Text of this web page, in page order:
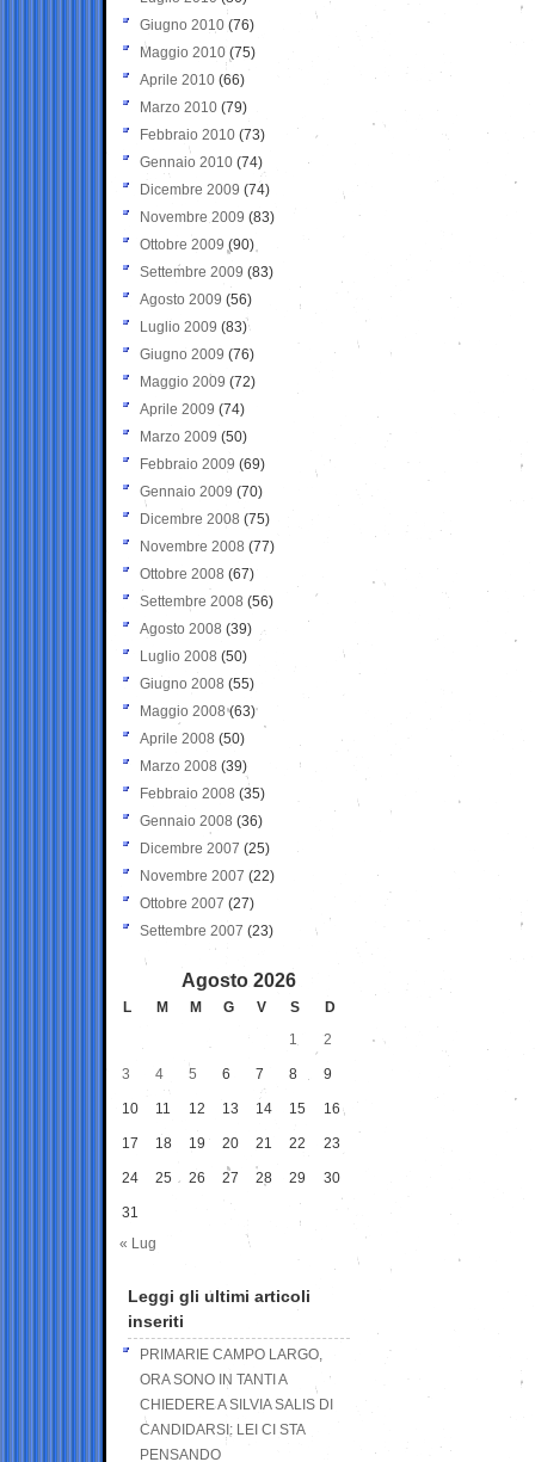
Giugno 2010 (76)
Maggio 2010 (75)
Aprile 2010 (66)
Marzo 2010 (79)
Febbraio 2010 (73)
Gennaio 2010 (74)
Dicembre 2009 (74)
Novembre 2009 (83)
Ottobre 2009 (90)
Settembre 2009 (83)
Agosto 2009 (56)
Luglio 2009 (83)
Giugno 2009 (76)
Maggio 2009 (72)
Aprile 2009 (74)
Marzo 2009 (50)
Febbraio 2009 (69)
Gennaio 2009 (70)
Dicembre 2008 (75)
Novembre 2008 (77)
Ottobre 2008 (67)
Settembre 2008 (56)
Agosto 2008 (39)
Luglio 2008 (50)
Giugno 2008 (55)
Maggio 2008(63)
Aprile 2008 (50)
Marzo 2008 (39)
Febbraio 2008 (35)
Gennaio 2008 (36)
Dicembre 2007 (25)
Novembre 2007 (22)
Ottobre 2007 (27)
Settembre 2007 (23)
Agosto 2026
L M M G V S
D
1
2
3 4 5 6 7 8 9
10 11 12 13 14 15 16
17 18 19 20 21 22 23
24 25 26 27 28 29 30
31
« Lug
Leggi gli ultimi articoli
inseriti
PRIMARIE CAMPO LARGO,
ORA SONO IN TANTI A
CHIEDERE A SILVIA SALIS DI
CANDIDARSI: LEI CI STA
PENSANDO